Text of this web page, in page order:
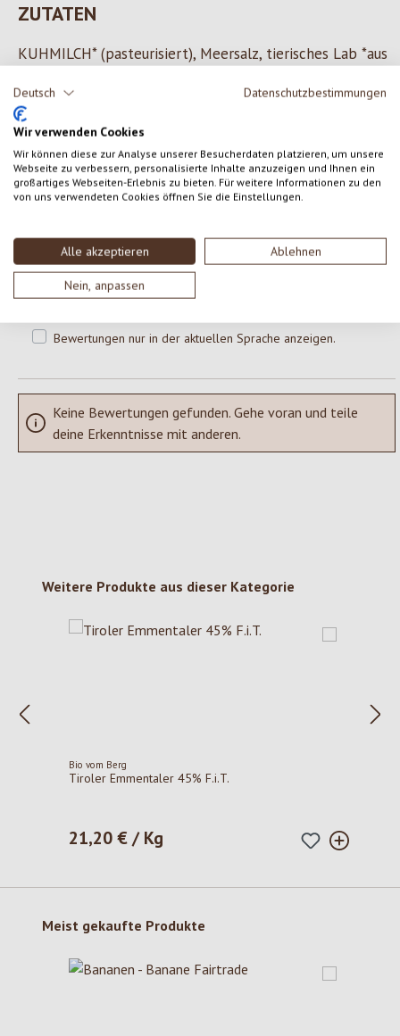
Deutsch Datenschutzbestimmungen
Wir verwenden Cookies
Wir können diese zur Analyse unserer Besucherdaten platzieren, um unsere
Webseite zu verbessern, personalisierte Inhalte anzuzeigen und Ihnen ein
großartiges Webseiten-Erlebnis zu bieten. Für weitere Informationen zu den
von uns verwendeten Cookies öffnen Sie die Einstellungen.
Alle akzeptieren Ablehnen
Nein, anpassen
ZUTATEN
KUHMILCH* (pasteurisiert), Meersalz, tierisches Lab *aus
0 von 0 Bewertungen
Durchschnittliche Bewertung von 0 von 5 Sternen
Gib eine Bewertung ab!
Teile deine Erfahrungen mit dem Produkt mit anderen Kunden.
SCHREIBE EINE BEWERTUNG
Bewertungen nur in der aktuellen Sprache anzeigen.
Keine Bewertungen gefunden. Gehe voran und teile
deine Erkenntnisse mit anderen.
Produktgalerie überspringen
Weitere Produkte aus dieser Kategorie
Bio vom Berg
Tiroler Emmentaler 45% F.i.T.
Regulärer Preis:
21,20 € / Kg
Produktgalerie überspringen
Meist gekaufte Produkte